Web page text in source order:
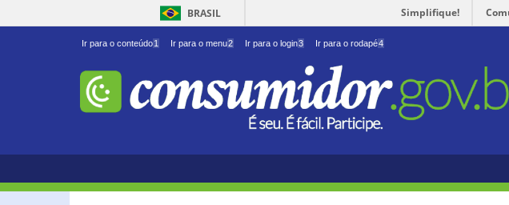
BRASIL Simplifique!
Ir para o conteúdo1 Ir para o menu2 Ir para o login3 Ir para o rodapé4